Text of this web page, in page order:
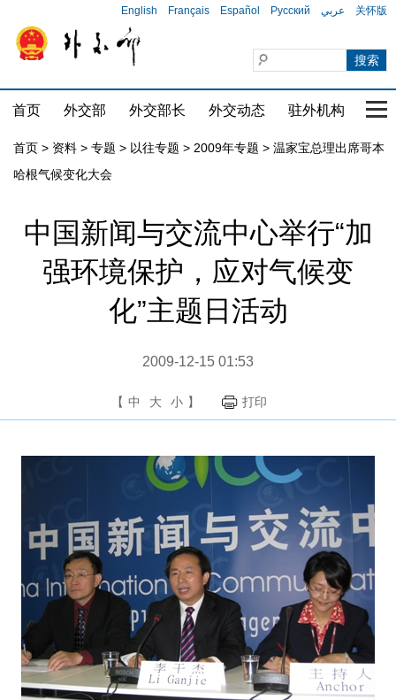
English Français Español Русский عربي 关怀版
首页 外交部 外交部长 外交动态 驻外机构 国
首页 > 资料 > 专题 > 以往专题 > 2009年专题 > 温家宝总理出席哥本
哈根气候变化大会
中国新闻与交流中心举行“加
强环境保护，应对气候变
化”主题日活动
2009-12-15 01:53
【 中 大 小 】 打印